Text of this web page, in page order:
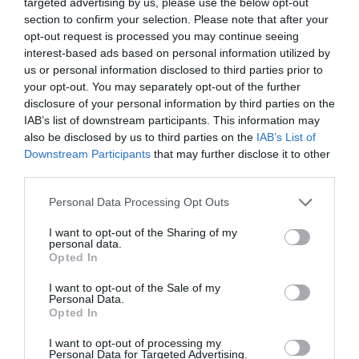
section to confirm your selection. Please note that after your
opt-out request is processed you may continue seeing
interest-based ads based on personal information utilized by
us or personal information disclosed to third parties prior to
your opt-out. You may separately opt-out of the further
disclosure of your personal information by third parties on the
IAB’s list of downstream participants. This information may
also be disclosed by us to third parties on the IAB’s List of
Downstream Participants that may further disclose it to other
Please note that this website/app uses one or more Google
not limited to your visit or usage behaviour. You may click to
grant or deny consent to Google and its third-party tags to
use your data for below specified purposes in below Google
consent section.
Personal Data Processing Opt Outs
I want to opt-out of the Sharing of my
personal data.
Opted In
I want to opt-out of the Sale of my
Personal Data.
Opted In
I want to opt-out of processing my
Personal Data for Targeted Advertising.
leggyakrabban memóriahabos, latex, vagy rugós, esetleg
hideghab típust választunk. Minden anyagnak
megvannak a maga előnyei és persze a hátrányokat sem
felejthetjük el. A memóriahabos változatok például kiváló
nyomáspont-támogatást nyújtanak, míg a latex esetében
a matrac sokkal természetesebb hatást kelt, jobb
légáteresztő tulajdonságokkal rendelkezik. Meg kell
jegyezni, hogy minden matrac más-más alvási élményt
biztosít, nem árt tehát alaposan tájékozódni, szükség
Mozgásátviteli tulajdonságok
meghatározhatják az alvásunkat. Amennyiben van
ágytársunk, aki rendszeresen forgolódik, rosszul alszik,
mozgásátviteli tényezői befolyással lehetnek az alvásunk
minőségére. A megfelelő matraccal azonban
minimalizálható a hálótársunk mozgásának hatása,
sokkal nyugodtabban és zavartalanabbul pihenhetünk.